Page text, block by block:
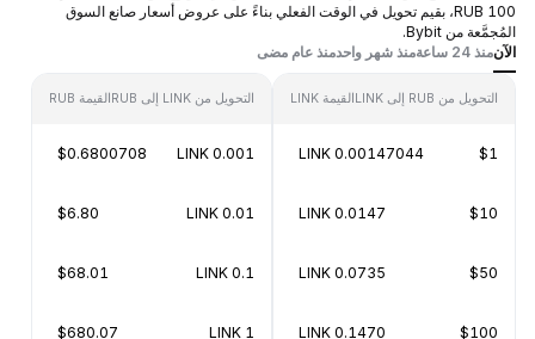
100 RUB، بقيم تحويل في الوقت الفعلي بناءً على عروض أسعار صانع السوق
المُجمَّعة من Bybit.
الآنمنذ 24 ساعة منذ شهر واحدمنذ عام مضى
التحويل من RUB إلى LINK القيمة LINK
$1
0.00147044 LINK
$10
0.0147 LINK
$50
0.0735 LINK
$100
0.1470 LINK
التحويل من LINK إلى RUB القيمة RUB
0.001 LINK
$0.6800708
0.01 LINK
$6.80
0.1 LINK
$68.01
1 LINK
$680.07